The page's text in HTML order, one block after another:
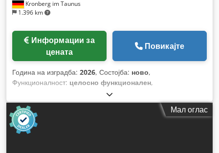
Kronberg im Taunus
1.396 km
цената
Повикајте
Година на изградба: 2026, Состојба: ново,
Функционалност: целосно функционален,
Мал оглас